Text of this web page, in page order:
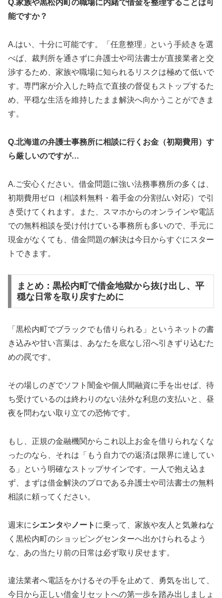
Q.家族や黒松内町の職場に内緒で借金を整理することは可
能ですか？
A.はい、十分に可能です。「任意整理」という手続きを選
べば、裁判所を通さずに弁護士や司法書士が直接業者と交
渉するため、家族や職場に知られるリスクは極めて低いで
す。専門家が介入した時点で直接の督促もストップするた
め、平穏な生活を維持したまま解決へ向かうことができま
す。
Q.北海道の弁護士事務所に相談に行くお金（初期費用）す
ら厳しいのですが…
A.ご安心ください。借金問題に強い法務事務所の多くは、
初期費用ゼロ（相談料無料・着手金の分割払い対応）で引
き受けてくれます。また、スマホからのオンラインや電話
での無料相談を受け付けている事務所も多いので、手元に
現金がなくても、借金問題の解決は今日からすぐにスター
トできます。
まとめ：黒松内町で借金地獄から抜け出し、平
穏な日常を取り戻すために
「黒松内町でブラックでも借りられる」というネットの書
き込みや甘い言葉は、あなたを底なし沼へ引きずり込むた
めの罠です。
その場しのぎでソフト闇金や個人間融資に手を出せば、待
ち受けているのは終わりのない法外な利息の支払いと、昼
夜を問わない取り立ての恐怖です。
もし、正規の金融機関からこれ以上お金を借りられなくな
ったのなら、それは「もう自力での返済は限界に達してい
る」という明確なストップサインです。一人で抱え込ま
ず、まずは借金解決のプロである弁護士や司法書士の無料
相談に頼ってください。
週末にシエンタや ノート に乗って、家族や友人と気兼ねな
く黒松内町のショッピングセンターへ出かけられるよう
な、あの当たり前の日常は必ず取り戻せます。
違法業者へ電話をかけるその手を止めて、勇気を出して、
今日から正しい借金リセットへの第一歩を踏み出しましょ